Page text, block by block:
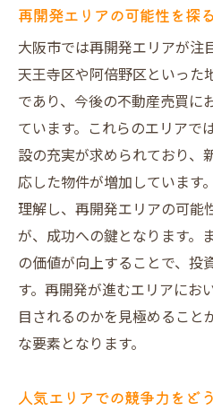
再開発エリアの可能性を探る
大阪市では再開発エリアが注
天王寺区や阿倍野区といった
であり、今後の不動産売買に
ています。これらのエリアで
設の充実が求められており、
応した物件が増加しています
理解し、再開発エリアの可能
が、成功への鍵となります。
の価値が向上することで、投
す。再開発が進むエリアにお
目されるのかを見極めるこ
な要素となります。
人気エリアでの競争力をど